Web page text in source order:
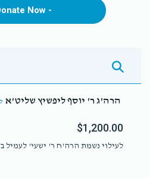
Now -
הרה'ג ר' יוסף ליפשיץ שליט'א
$1,200.00
לעילוי נשמת הרה'ח ר' ישעי' לעמיל בן ר' יחזקאל שרגא הכהן